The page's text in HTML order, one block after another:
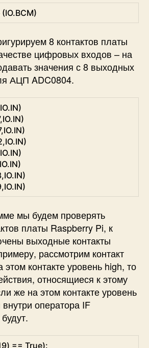
(IO.BCM)
8 контактов платы
цифровых входов – на
значения с 8 выходных
АЦП ADC0804.
IO.IN)
,IO.IN)
,IO.IN)
,IO.IN)
IO.IN)
IO.IN)
,IO.IN)
,IO.IN)
мы будем проверять
платы Raspberry Pi, к
выходные контакты
рассмотрим контакт
контакте уровень high, то
относящиеся к этому
же на этом контакте уровень
оператора IF
) == True):